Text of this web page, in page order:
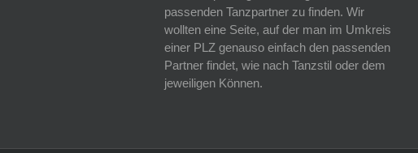
passenden Tanzpartner zu finden. Wir
wollten eine Seite, auf der man im Umkreis
einer PLZ genauso einfach den passenden
Partner findet, wie nach Tanzstil oder dem
jeweiligen Können.